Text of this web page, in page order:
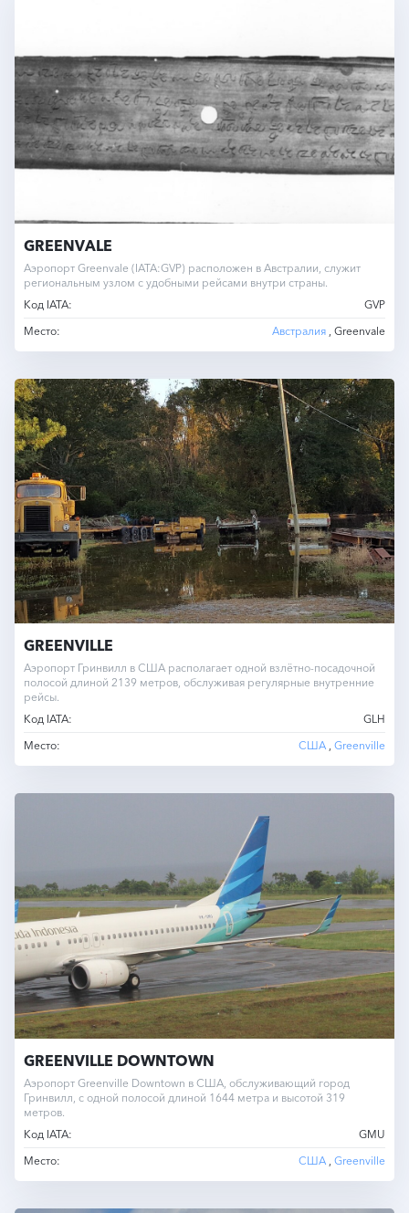
GREENVALE
Аэропорт Greenvale (IATA:GVP) расположен в Австралии, служит
региональным узлом с удобными рейсами внутри страны.
Код IATA:
GVP
Место:
Австралия , Greenvale
GREENVILLE
Аэропорт Гринвилл в США располагает одной взлётно-посадочной
полосой длиной 2139 метров, обслуживая регулярные внутренние
рейсы.
Код IATA:
GLH
Место:
США , Greenville
GREENVILLE DOWNTOWN
Аэропорт Greenville Downtown в США, обслуживающий город
Гринвилл, с одной полосой длиной 1644 метра и высотой 319
метров.
Код IATA:
GMU
Место:
США Greenville